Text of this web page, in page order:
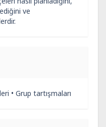
ve
• Grup tartışmaları